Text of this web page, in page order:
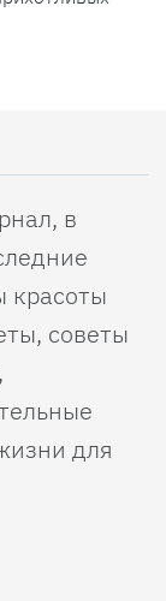
в
красоты
советы
для